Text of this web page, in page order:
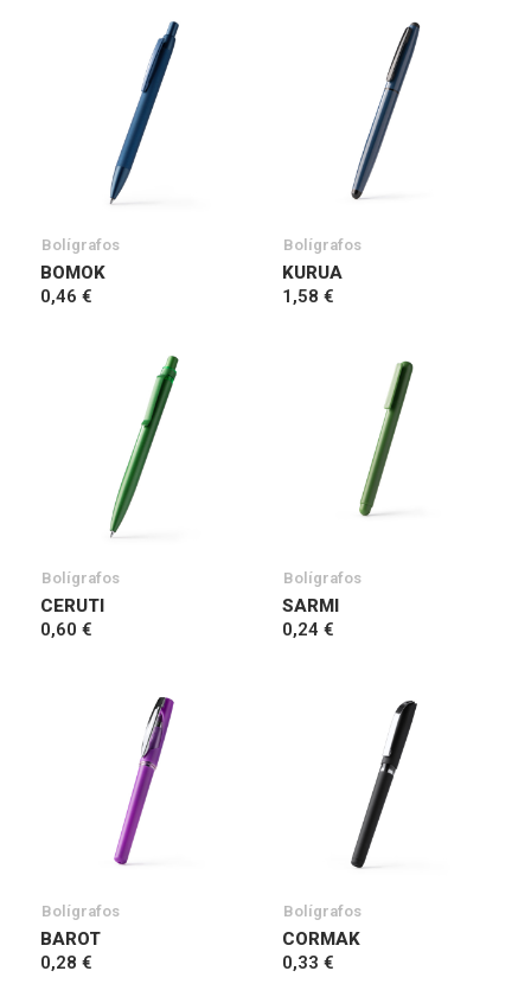
Bolígrafos
BOMOK
0,46 €
Bolígrafos
KURUA
1,58 €
Bolígrafos
CERUTI
0,60 €
Bolígrafos
SARMI
0,24 €
Bolígrafos
BAROT
0,28 €
Bolígrafos
CORMAK
0,33 €